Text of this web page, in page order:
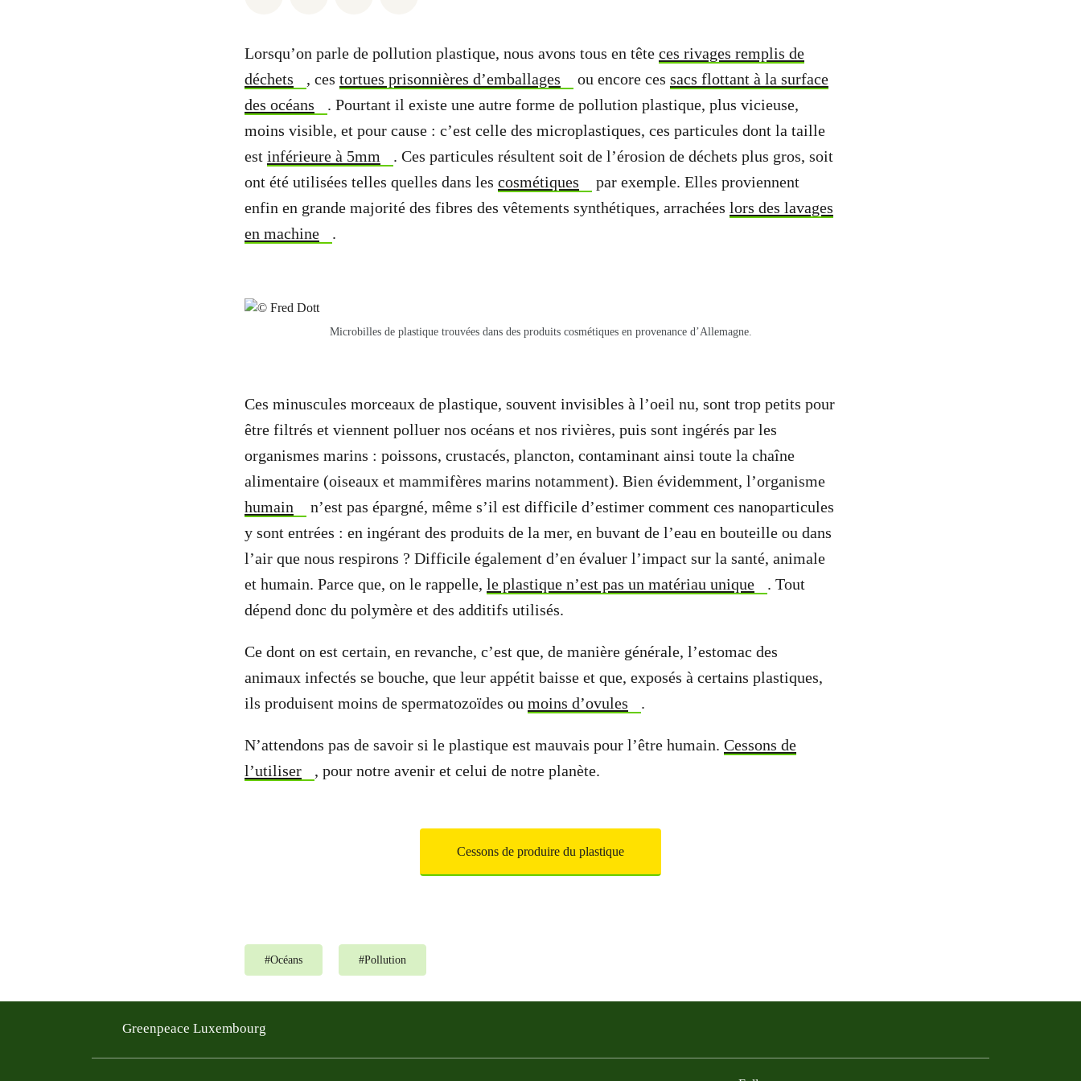
Lorsqu’on parle de pollution plastique, nous avons tous en tête ces rivages remplis de
déchets
, ces tortues prisonnières d’emballages ou encore ces sacs flottant à la surface
des océans
. Pourtant il existe une autre forme de pollution plastique, plus vicieuse,
moins visible, et pour cause : c’est celle des microplastiques, ces particules dont la taille
est inférieure à 5mm
. Ces particules résultent soit de l’érosion de déchets plus gros, soit
ont été utilisées telles quelles dans les cosmétiques
par exemple. Elles proviennent
enfin en grande majorité des fibres des vêtements synthétiques, arrachées lors des lavages
en machine
.
Microbilles de plastique trouvées dans des produits cosmétiques en provenance d’Allemagne.
Ces minuscules morceaux de plastique, souvent invisibles à l’oeil nu, sont trop petits pour
être filtrés et viennent polluer nos océans et nos rivières, puis sont ingérés par les
organismes marins : poissons, crustacés, plancton, contaminant ainsi toute la chaîne
alimentaire (oiseaux et mammifères marins notamment). Bien évidemment, l’organisme
humain
n’est pas épargné, même s’il est difficile d’estimer comment ces nanoparticules
y sont entrées : en ingérant des produits de la mer, en buvant de l’eau en bouteille ou dans
l’air que nous respirons ? Difficile également d’en évaluer l’impact sur la santé, animale
et humain. Parce que, on le rappelle, le plastique n’est pas un matériau unique
. Tout
dépend donc du polymère et des additifs utilisés.
Ce dont on est certain, en revanche, c’est que, de manière générale, l’estomac des
animaux infectés se bouche, que leur appétit baisse et que, exposés à certains plastiques,
ils produisent moins de spermatozoïdes ou moins d’ovules .
N’attendons pas de savoir si le plastique est mauvais pour l’être humain. Cessons de
l’utiliser
, pour notre avenir et celui de notre planète.
Cessons de produire du plastique
#Océans #Pollution
Greenpeace Luxembourg